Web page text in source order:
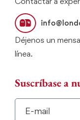
Déjenos un
línea.
Suscríbase a